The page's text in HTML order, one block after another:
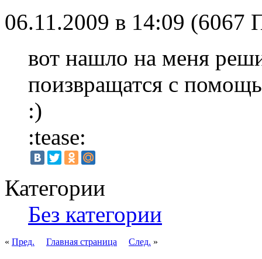
06.11.2009 в 14:09 (6067
вот нашло на меня
поизвращатся с
:)
:tease:
Категории
Без категории
« Пред. Главная страница След. »